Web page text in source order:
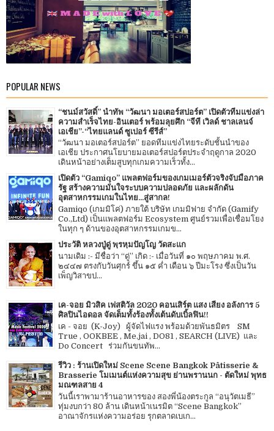
POPULAR NEWS
“ชนม์สวัสดิ์” นำทัพ “วัฒนา มอเตอร์สปอร์ต” เปิดตัวทีมแข่งล่า
ความสำเร็จไทย-อินเตอร์ พร้อมลุยศึก “จีที เวิลด์ ชาลเลนจ์
เอเชีย”-“ไทยแลนด์ ซูเปอร์ ซีรีส์”
“วัฒนา มอเตอร์สปอร์ต” ยอดทีมแข่งไทยระดับชั้นนำของ
เอเชีย ประกาศนโยบายมอเตอร์สปอร์ตประจำฤดูกาล 2020
เดินหน้าอย่างเต็มสูบทุกเกมความเร็วทั้ง...
เปิดตัว “Gamiqo” แพลตฟอร์มของเกมเมอร์ตัวจริงจับมือภาค
รัฐ สร้างความมั่นใจระบบความปลอดภัย และผลักดัน
อุตสาหกรรมเกมในไทย...สู่สากล!
Gamiqo (เกมมิโค่) ภายใต้ บริษัท เกมมิฟาย จำกัด (Gamify
Co.,Ltd) เป็นแพลตฟอร์ม Ecosystem ศูนย์รวมเพื่อเชื่อมโยง
ในทุก ๆ ด้านของอุตสาหกรรมเกมข...
ประวัติ หลวงปู่ดู่ พฺรหฺมปัญโญ วัดสะแก
นามเดิม :- มีชื่อว่า “ดู่” เกิด :- เมื่อวันที่ ๑๐ พฤษภาคม พ.ศ.
๒๔๔๗ ตรงกับวันศุกร์ ขึ้น ๑๕ ค่ำ เดือน ๖ ปีมะโรง ซึ่งเป็นวัน
เพ็ญวิสาขป...
เค-จอย มิวสิค เฟสติวัล 2020 คอนเสิร์ต แสง เสียง อลังการ 5
ศิลปินไอดอล จัดเต็มทั้งร้องทั้งเต้นดับเบิ้ลฟิน!!
เค - จอย (K-Joy) ผู้จัดไฟแรง พร้อมด้วยพันธมิตร SM
True , OOKBEE , Me.jai , DO81 , SEARCH (LIVE) และ
Do Concert ร่วมกันขนทัพ...
รีวิว : ร้านเปิดใหม่ Scene Scene Bangkok Pâtisserie &
Brasserie โมเมนต์แห่งความสุข ย่านพรานนก - ตัดใหม่ พุทธ
มณฑลสาย 4
วันนี้เราพามาร้านอาหารของ สองพี่น้องตระกูล “อนุวัตเมธี”
ทุ่มงบกว่า 80 ล้าน เดินหน้าเนรมิต “Scene Bangkok”
อาณาจักรแห่งความอร่อย รุกตลาดเบเก...